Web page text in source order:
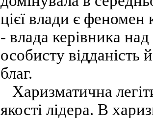
цієї влади є феномен
- влада керівника
особисту
благ.
Харизматична
якості лідера. В